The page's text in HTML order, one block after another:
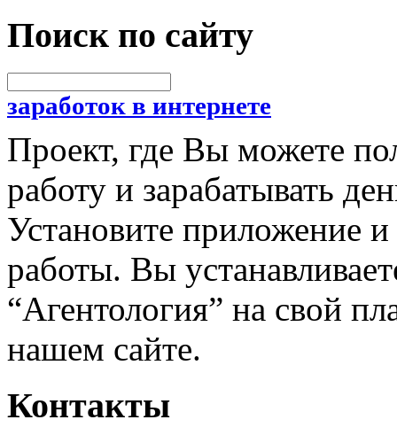
Поиск по сайту
заработок в интернете
Проект, где Вы можете
работу и зарабатывать
Установите приложение и
работы. Вы
“Агентология” на свой
нашем сайте.
Контакты